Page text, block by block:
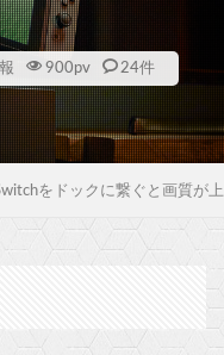
900pv 24件
をドックに繋ぐと画質が